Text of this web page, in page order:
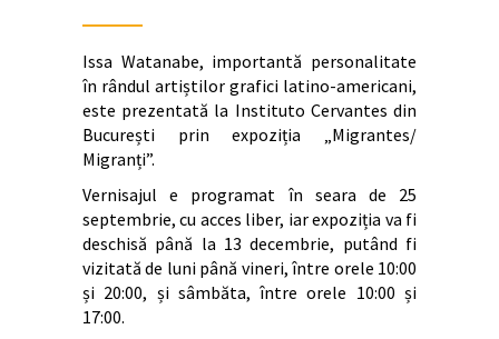
Issa Watanabe, importantă personalitate
în rândul artiștilor grafici latino-americani,
este prezentată la Instituto Cervantes din
București prin expoziția „Migrantes/
Migranți”.
Vernisajul e programat în seara de 25
septembrie, cu acces liber, iar expoziția va fi
deschisă până la 13 decembrie, putând fi
vizitată de luni până vineri, între orele 10:00
și 20:00, și sâmbăta, între orele 10:00 și
17:00.